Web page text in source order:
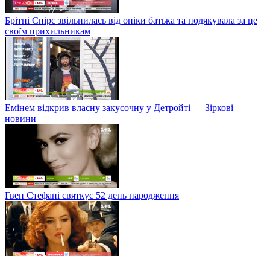
Брітні Спірс звільнилась від опіки батька та подякувала за це
своїм прихильникам
Емінем відкрив власну закусочну у Детройті — Зіркові
новини
Гвен Стефані святкує 52 день народження